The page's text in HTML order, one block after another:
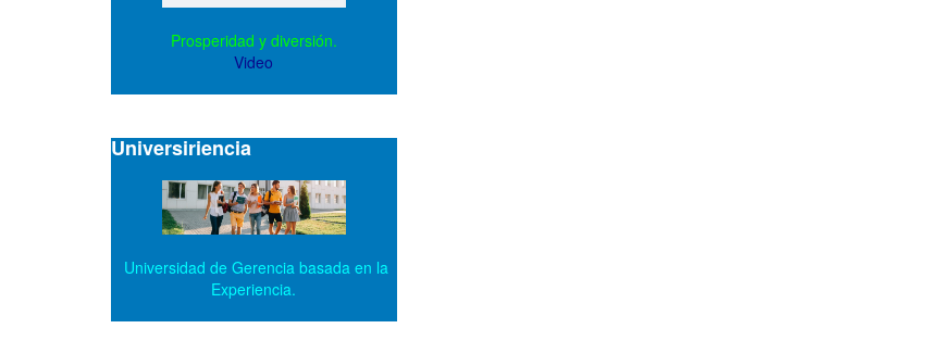
Prosperidad y diversión.
Video
Universiriencia
Universidad de Gerencia basada en la
Experiencia.